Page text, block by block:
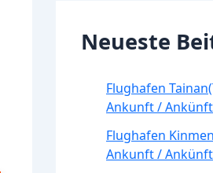
Neueste
Flughafen
Ankunft /
Flughafen
Ankunft /